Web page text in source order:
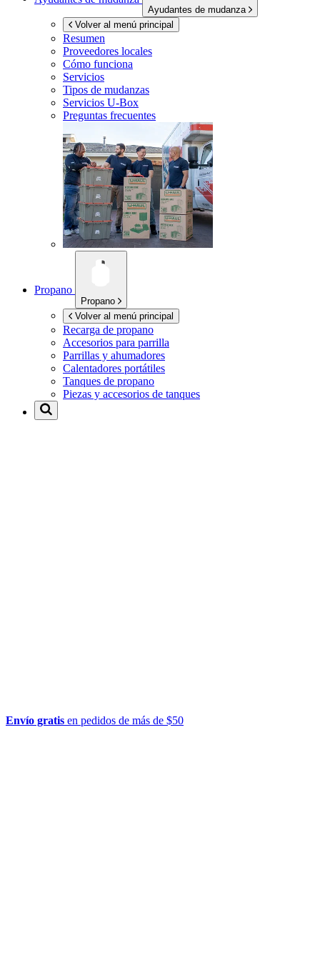
Ayudantes de mudanza
Volver al menú principal
Resumen
Proveedores locales
Cómo funciona
Servicios
Tipos de mudanzas
Servicios U-Box
Preguntas frecuentes
Propano
Propano
Volver al menú principal
Recarga de propano
Accesorios para parrilla
Parrillas y ahumadores
Calentadores portátiles
Tanques de propano
Piezas y accesorios de tanques
Envío gratis en pedidos de más de $50